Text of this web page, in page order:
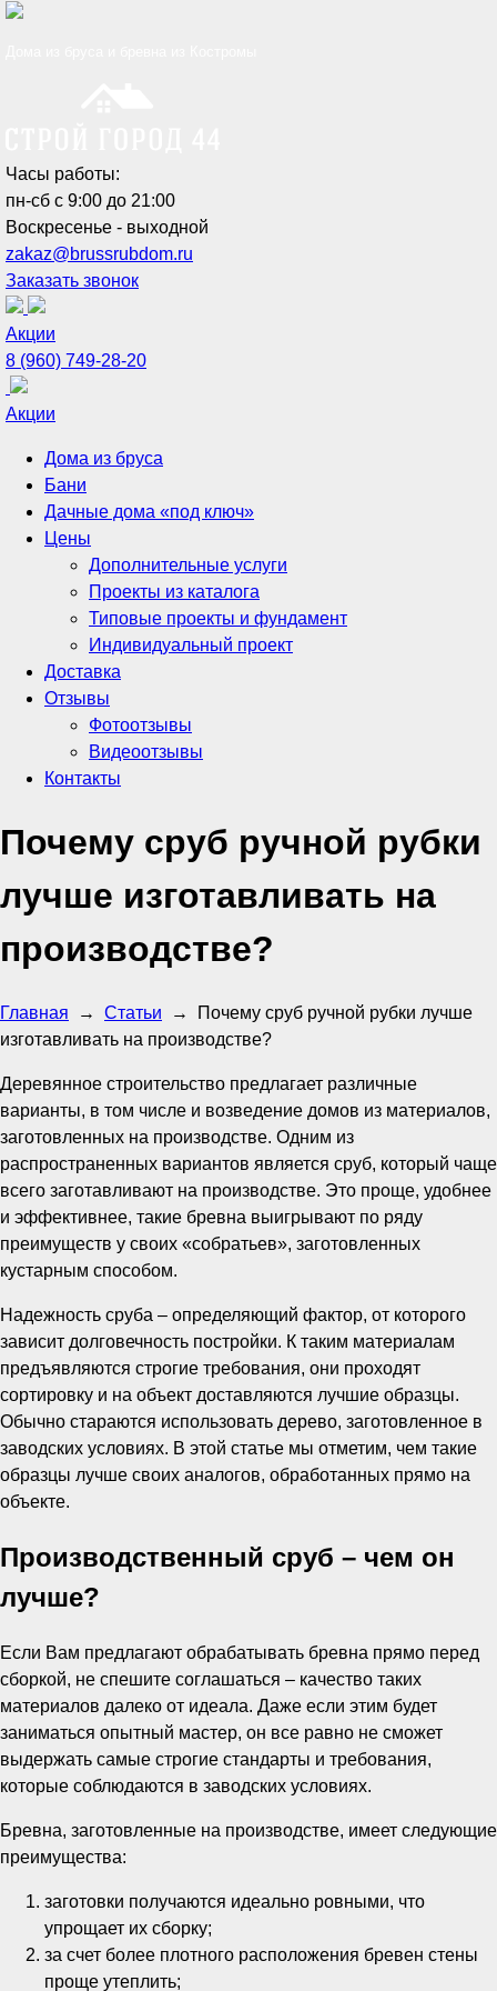
Часы работы:
пн-сб с 9:00 до 21:00
Воскресенье - выходной
zakaz@brussrubdom.ru
Заказать звонок
Акции
8 (960) 749-28-20
Акции
Дома из бруса
Бани
Дачные дома «под ключ»
Цены
Дополнительные услуги
Проекты из каталога
Типовые проекты и фундамент
Индивидуальный проект
Доставка
Отзывы
Фотоотзывы
Видеоотзывы
Контакты
Почему сруб ручной рубки
лучше изготавливать на
производстве?
Главная → Статьи →
Почему сруб ручной рубки лучше
изготавливать на производстве?
Деревянное строительство предлагает различные
варианты, в том числе и возведение домов из материалов,
заготовленных на производстве. Одним из
распространенных вариантов является сруб, который чаще
всего заготавливают на производстве. Это проще, удобнее
и эффективнее, такие бревна выигрывают по ряду
преимуществ у своих «собратьев», заготовленных
кустарным способом.
Надежность сруба – определяющий фактор, от которого
зависит долговечность постройки. К таким материалам
предъявляются строгие требования, они проходят
сортировку и на объект доставляются лучшие образцы.
Обычно стараются использовать дерево, заготовленное в
заводских условиях. В этой статье мы отметим, чем такие
образцы лучше своих аналогов, обработанных прямо на
объекте.
Производственный сруб – чем он
лучше?
Если Вам предлагают обрабатывать бревна прямо перед
сборкой, не спешите соглашаться – качество таких
материалов далеко от идеала. Даже если этим будет
заниматься опытный мастер, он все равно не сможет
выдержать самые строгие стандарты и требования,
которые соблюдаются в заводских условиях.
Бревна, заготовленные на производстве, имеет следующие
преимущества:
заготовки получаются идеально ровными, что
упрощает их сборку;
за счет более плотного расположения бревен стены
проще утеплить;